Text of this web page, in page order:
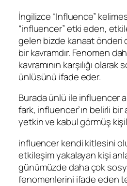
İngilizce “Influence”
“influencer” etki eden,
gelen bizde kanaat önderi
bir kavramdır. Fenomen
kavramının karşılığı
ünlüsünü ifade eder.
Burada ünlü ile influencer
fark, influencer’ın belirli bir
yetkin ve kabul görmüş
influencer kendi kitlesini
etkileşim yakalayan kişi
günümüzde daha çok
fenomenlerini ifade eden